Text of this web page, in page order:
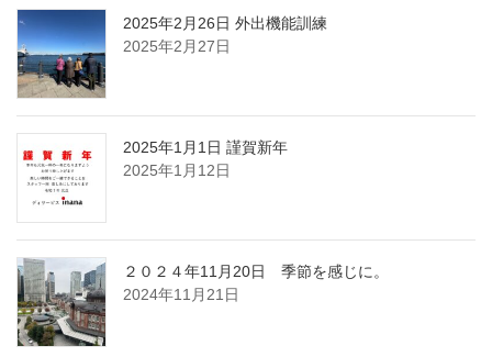
2025年2月26日 外出機能訓練
2025年2月27日
2025年1月1日 謹賀新年
2025年1月12日
２０２４年11月20日 季節を感じに。
2024年11月21日